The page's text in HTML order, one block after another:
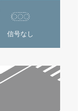
信号なし